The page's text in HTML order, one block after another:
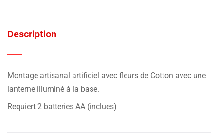
Description
Montage artisanal artificiel avec fleurs de Cotton avec une
lanterne illuminé à la base.
Requiert 2 batteries AA (inclues)